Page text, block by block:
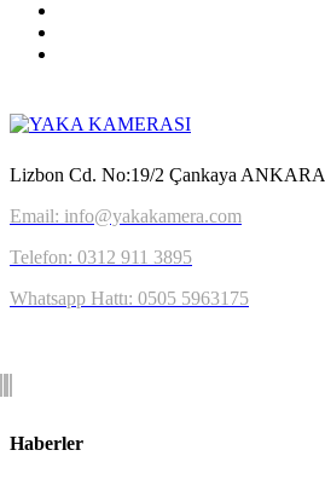
Lizbon Cd. No:19/2 Çankaya ANKARA
Email: info@yakakamera.com
Telefon: 0312 911 3895
Whatsapp Hattı: 0505 5963175
Haberler